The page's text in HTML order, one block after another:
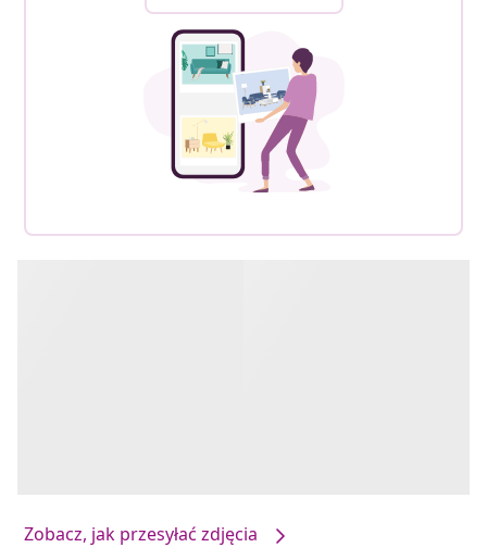
Zobacz, jak przesyłać zdjęcia